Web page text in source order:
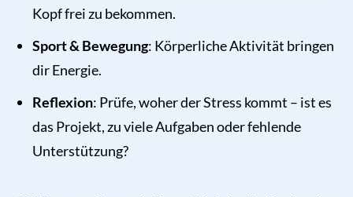
Kopf frei zu bekommen.
Sport & Bewegung: Körperliche Aktivität bringen
dir Energie.
Reflexion: Prüfe, woher der Stress kommt – ist es
das Projekt, zu viele Aufgaben oder fehlende
Unterstützung?